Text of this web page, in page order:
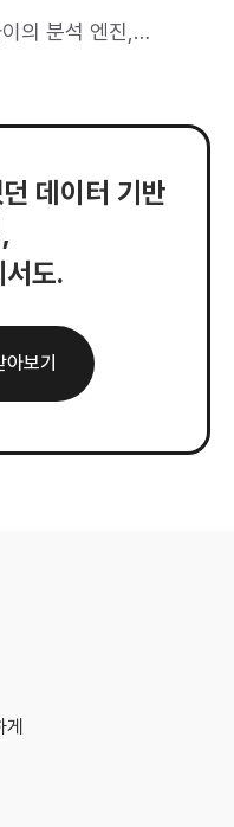
의 분석 엔진,
있을까?
데이터 기반
도.
보기